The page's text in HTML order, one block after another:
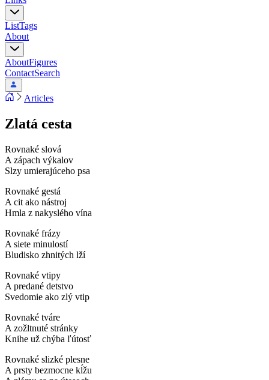
ListTags
About
AboutFigures
ContactSearch
Articles
Zlatá cesta
Rovnaké slová
A zápach výkalov
Slzy umierajúceho psa
Rovnaké gestá
A cit ako nástroj
Hmla z nakyslého vína
Rovnaké frázy
A siete minulostí
Bludisko zhnitých lží
Rovnaké vtipy
A predané detstvo
Svedomie ako zlý vtip
Rovnaké tváre
A zožltnuté stránky
Knihe už chýba ľútosť
Rovnaké slizké plesne
A prsty bezmocne kĺžu